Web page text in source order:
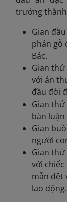
trưởng thành
Gian
phản gỗ
Bác.
Gian thứ
với án
đầu đời
Gian thứ
bàn luận
Gian
người
Gian thứ
với chiếc
mẫn dệt
lao động.